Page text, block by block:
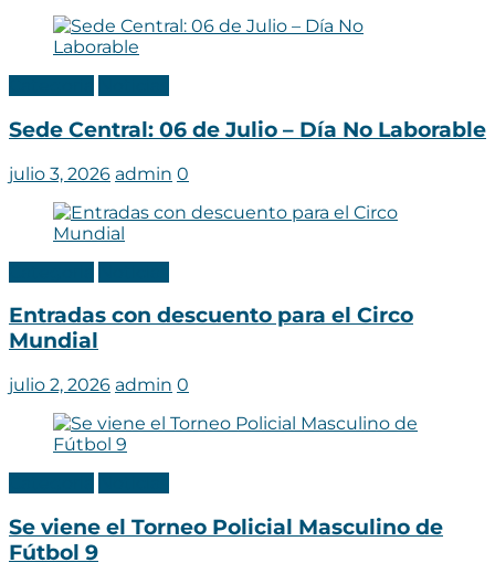
Sede Central: 06 de Julio – Día No Laborable
julio 3, 2026 admin 0
Entradas con descuento para el Circo
Mundial
julio 2, 2026 admin 0
Se viene el Torneo Policial Masculino de
Fútbol 9